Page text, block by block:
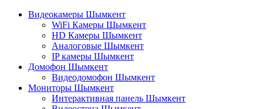
Видеокамеры Шымкент
WiFi Камеры Шымкент
HD Камеры Шымкент
Аналоговые Шымкент
IP камеры Шымкент
Домофон Шымкент
Видеодомофон Шымкент
Мониторы Шымкент
Интерактивная панель Шымкент